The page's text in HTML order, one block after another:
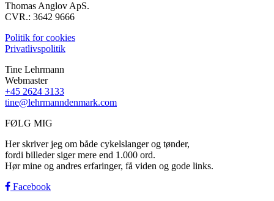
Thomas Anglov ApS.
CVR.: 3642 9666
Politik for cookies
Privatlivspolitik
Tine Lehrmann
Webmaster
+45 2624 3133
tine@lehrmanndenmark.com
FØLG MIG
Her skriver jeg om både cykelslanger og tønder,
fordi billeder siger mere end 1.000 ord.
Hør mine og andres erfaringer, få viden og gode links.
Facebook